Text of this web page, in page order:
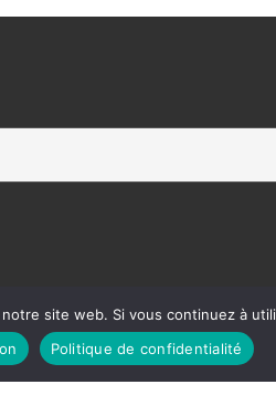
site web. Si vous continuez à
Politique de confidentialité